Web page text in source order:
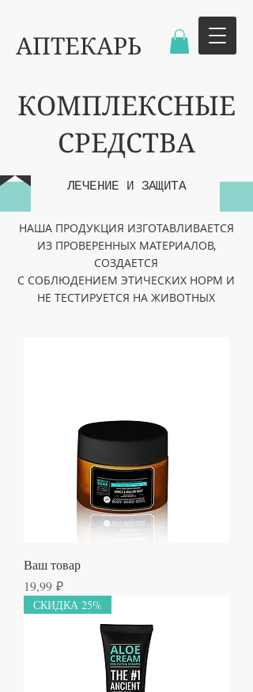
АПТЕКАРЬ
КОМПЛЕКСНЫЕ
СРЕДСТВА
ЛЕЧЕНИЕ И ЗАЩИТА
НАША ПРОДУКЦИЯ ИЗГОТАВЛИВАЕТСЯ
ИЗ ПРОВЕРЕННЫХ МАТЕРИАЛОВ,
СОЗДАЕТСЯ
С СОБЛЮДЕНИЕМ ЭТИЧЕСКИХ НОРМ И
НЕ ТЕСТИРУЕТСЯ НА ЖИВОТНЫХ
Ваш товар
Цена
19,99 ₽
СКИДКА 25%